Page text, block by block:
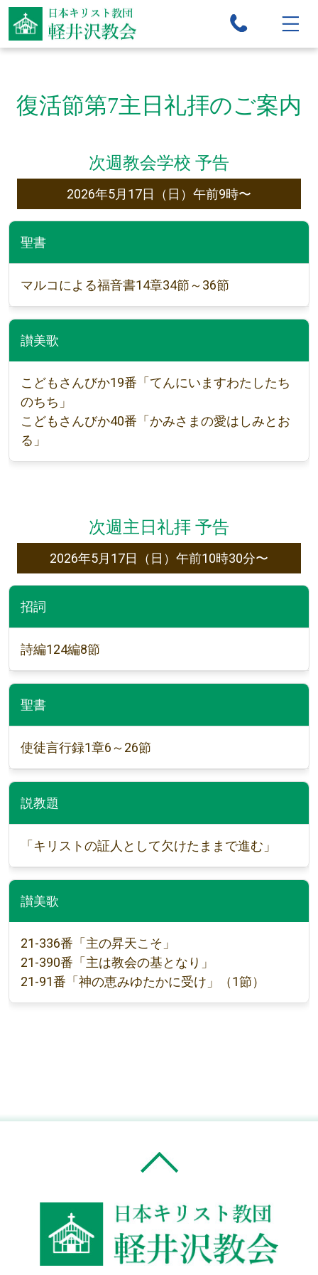
復活節第7主日礼拝のご案内
次週教会学校 予告
2026年5月17日（日）午前9時〜
聖書
マルコによる福音書14章34節～36節
讃美歌
こどもさんびか19番「てんにいますわたしたち
のちち」
こどもさんびか40番「かみさまの愛はしみとお
る」
次週主日礼拝 予告
2026年5月17日（日）午前10時30分〜
招詞
詩編124編8節
聖書
使徒言行録1章6～26節
説教題
「キリストの証人として欠けたままで進む」
讃美歌
21-336番「主の昇天こそ」
21-390番「主は教会の基となり」
21-91番「神の恵みゆたかに受け」（1節）